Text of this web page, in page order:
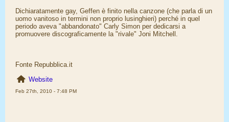
Dichiaratamente gay, Geffen è finito nella canzone (che parla di un
uomo vanitoso in termini non proprio lusinghieri) perché in quel
periodo aveva "abbandonato" Carly Simon per dedicarsi a
promuovere discograficamente la "rivale" Joni Mitchell.
Fonte Repubblica.it
Website
Feb 27th, 2010 - 7:48 PM